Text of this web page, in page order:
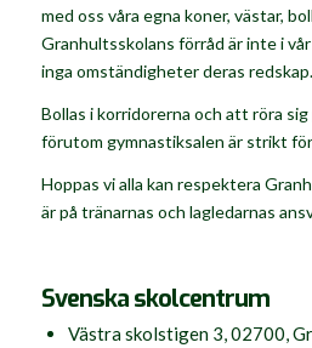
med oss våra egna koner, västar,
Granhultsskolans förråd är inte i
inga omständigheter deras redskap.
Bollas i korridorerna och att röra
förutom gymnastiksalen är strikt
Hoppas vi alla kan respektera
är på tränarnas och lagledarnas
Svenska skolcentrum
Västra skolstigen 3, 02700,